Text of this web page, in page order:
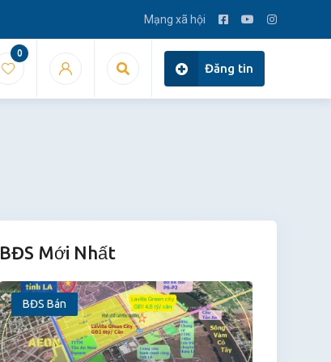
Mạng xã hội
0
Đăng tin
BĐS Mới Nhất
BĐS Bán